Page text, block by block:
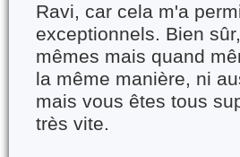
Ravi, car cela m'a
exceptionnels. Bien
mêmes mais quand
la même manière, ni
mais vous êtes tous
très vite.